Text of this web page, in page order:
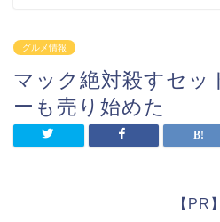
グルメ情報
マック絶対殺すセッ
ーも売り始めた
【PR】